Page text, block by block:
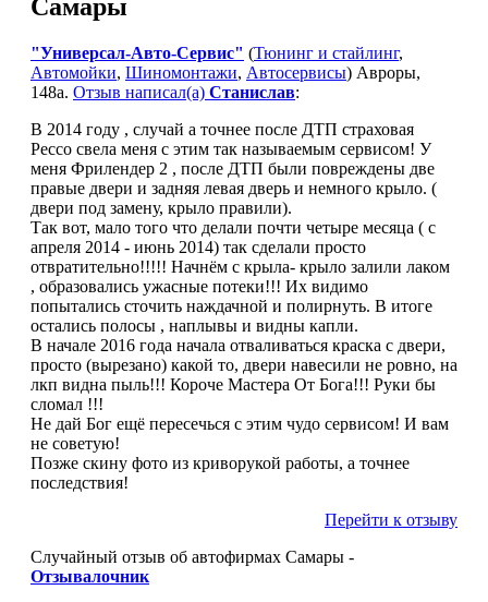
Самары
"Универсал-Авто-Сервис" (Тюнинг и стайлинг,
Автомойки, Шиномонтажи, Автосервисы) Авроры,
148а. Отзыв написал(а) Станислав:
В 2014 году , случай а точнее после ДТП страховая
Рессо свела меня с этим так называемым сервисом! У
меня Фрилендер 2 , после ДТП были повреждены две
правые двери и задняя левая дверь и немного крыло. (
двери под замену, крыло правили).
Так вот, мало того что делали почти четыре месяца ( с
апреля 2014 - июнь 2014) так сделали просто
отвратительно!!!!! Начнём с крыла- крыло залили лаком
, образовались ужасные потеки!!! Их видимо
попытались сточить наждачной и полирнуть. В итоге
остались полосы , наплывы и видны капли.
В начале 2016 года начала отваливаться краска с двери,
просто (вырезано) какой то, двери навесили не ровно, на
лкп видна пыль!!! Короче Мастера От Бога!!! Руки бы
сломал !!!
Не дай Бог ещё пересечься с этим чудо сервисом! И вам
не советую!
Позже скину фото из криворукой работы, а точнее
последствия!
Перейти к отзыву
Случайный отзыв об автофирмах Самары -
Отзывалочник